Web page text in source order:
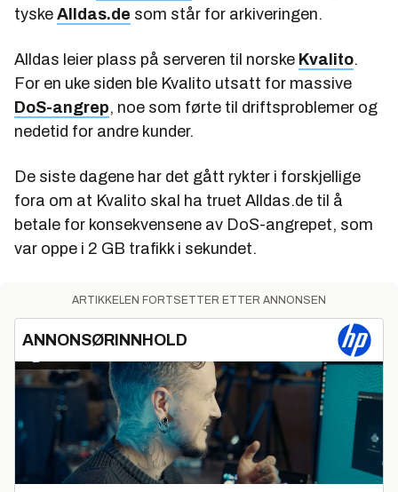
tyske Alldas.de som står for arkiveringen.
Alldas leier plass på serveren til norske Kvalito.
For en uke siden ble Kvalito utsatt for massive
DoS-angrep, noe som førte til driftsproblemer og
nedetid for andre kunder.
De siste dagene har det gått rykter i forskjellige
fora om at Kvalito skal ha truet Alldas.de til å
betale for konsekvensene av DoS-angrepet, som
var oppe i 2 GB trafikk i sekundet.
ARTIKKELEN FORTSETTER ETTER ANNONSEN
ANNONSØRINNHOLD